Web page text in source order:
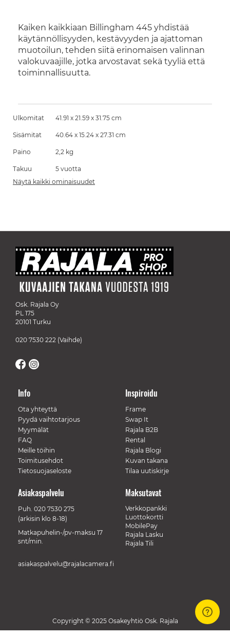
Kaiken kaikkiaan Billingham 445 yhdistää
käytännöllisyyden, kestävyyden ja ajattoman
muotoilun, tehden siitä erinomaisen valinnan
valokuvaajille, jotka arvostavat sekä tyyliä että
toiminnallisuutta.
Ulkomitat 41.91 x 21.59 x 31.75 cm
Sisämitat 40.64 x 15.24 x 27.31 cm
Paino 2,2 kg
Takuu
5 vuotta
Näytä kaikki ominaisuudet
Osk. Rajala Oy
PL 175
20101 Turku
020 7530 222 (Vaihde)
Info
Ota yhteyttä
Pyydä vaihtotarjous
Myymälät
FAQ
Meille töihin
Toimitusehdot
Tietosuojaseloste
Inspiroidu
Frame
Swap It
Rajala B2B
Rental
Rajala Blogi
Kuvan takana
Tilaa uutiskirje
Maksutavat
Verkkopankki
Luottokortti
MobilePay
Rajala Lasku
Rajala Tili
Asiakaspalvelu
Puh. 020 7530 275
(arkisin klo 8-18)
Matkapuhelin-/pv-maksu 17
snt/min.
asiakaspalvelu@rajalacamera.fi
Copyright © 2025 Osakeyhtiö Osk. Rajala